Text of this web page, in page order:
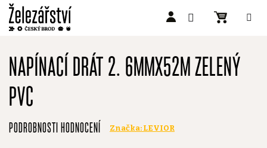
obsah
NAPÍNACÍ DRÁT 2. 6MMX52M ZELENÝ
PVC
Průměrné
hodnocení
PODROBNOSTI HODNOCENÍ Značka: LEVIOR